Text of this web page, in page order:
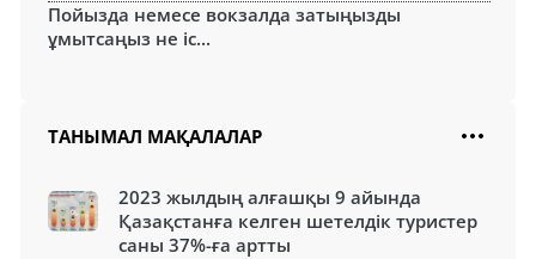
Пойызда немесе вокзалда затыңызды
ұмытсаңыз не іс...
ТАНЫМАЛ МАҚАЛАЛАР
2023 жылдың алғашқы 9 айында
Қазақстанға келген шетелдік туристер
саны 37%-ға артты